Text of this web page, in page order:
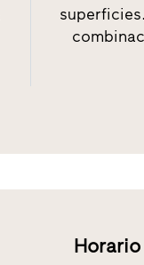
Horario